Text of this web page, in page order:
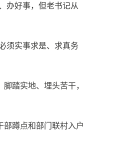
办好事，但老书记从
须实事求是、求真务
踏实地、埋头苦干，
蹲点和部门联村入户